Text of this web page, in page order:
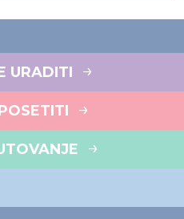
URADITI